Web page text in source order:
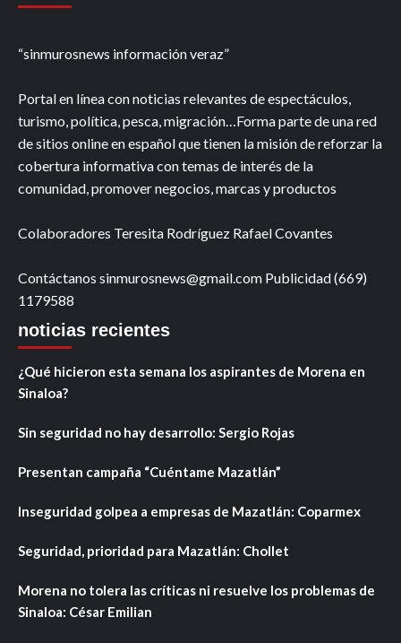
“sinmurosnews información veraz”
Portal en línea con noticias relevantes de espectáculos,
turismo, política, pesca, migración…Forma parte de una red
de sitios online en español que tienen la misión de reforzar la
cobertura informativa con temas de interés de la
comunidad, promover negocios, marcas y productos
Colaboradores Teresita Rodríguez Rafael Covantes
Contáctanos sinmurosnews@gmail.com Publicidad (669)
1179588
noticias recientes
¿Qué hicieron esta semana los aspirantes de Morena en
Sinaloa?
Sin seguridad no hay desarrollo: Sergio Rojas
Presentan campaña “Cuéntame Mazatlán”
Inseguridad golpea a empresas de Mazatlán: Coparmex
Seguridad, prioridad para Mazatlán: Chollet
Morena no tolera las críticas ni resuelve los problemas de
Sinaloa: César Emilian